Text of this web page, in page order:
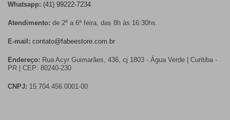
Whatsapp: (41) 99222-7234
Atendimento: de 2ª a 6ª feira, das 8h às 16:30hs.
E-mail: contato@fabeestore.com.br
Endereço: Rua Acyr Guimarães, 436, cj 1803 - Água Verde | Curitiba -
PR | CEP: 80240-230
CNPJ: 15.704.456.0001-00